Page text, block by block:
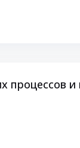
процессов